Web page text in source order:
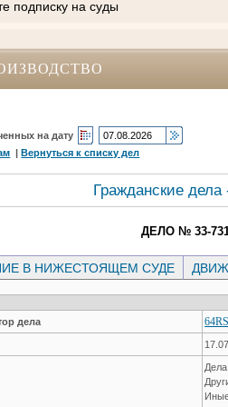
подписку на суды
на дату
|Вернуться к списку дел
Гражданские дела
ДЕЛО № 33-
В НИЖЕСТОЯЩЕМ СУДЕ
дела